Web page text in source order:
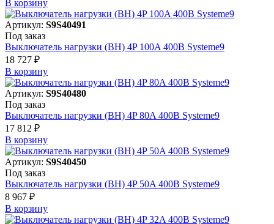
В корзинy
Артикул: S9S40491
Под заказ
Выключатель нагрузки (ВН) 4P 100A 400В Systeme9
18 727 ₽
В корзинy
Артикул: S9S40480
Под заказ
Выключатель нагрузки (ВН) 4P 80A 400В Systeme9
17 812 ₽
В корзинy
Артикул: S9S40450
Под заказ
Выключатель нагрузки (ВН) 4P 50A 400В Systeme9
8 967 ₽
В корзинy